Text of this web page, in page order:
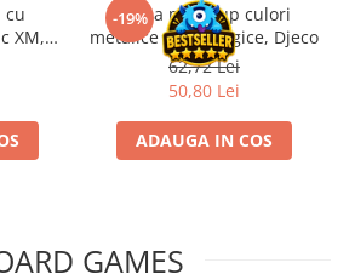
si Panini si
cu
XM,
-19%
Trusa make-up culori
metalice non alergice, Djeco
62,72 Lei
50,80 Lei
ADAUGA IN COS
GAMES